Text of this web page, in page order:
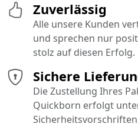
Sichere
Die Zustellung Ihres
Quickborn erfolgt
Zuverlässig
Alle unsere Kunden
und sprechen nur
stolz auf diesen Erfolg.